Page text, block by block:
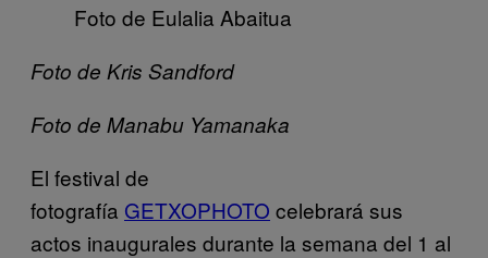
Foto de Eulalia Abaitua
Foto de Kris Sandford
Foto de Manabu Yamanaka
El festival de
fotografía GETXOPHOTO celebrará sus
actos inaugurales durante la semana del 1 al